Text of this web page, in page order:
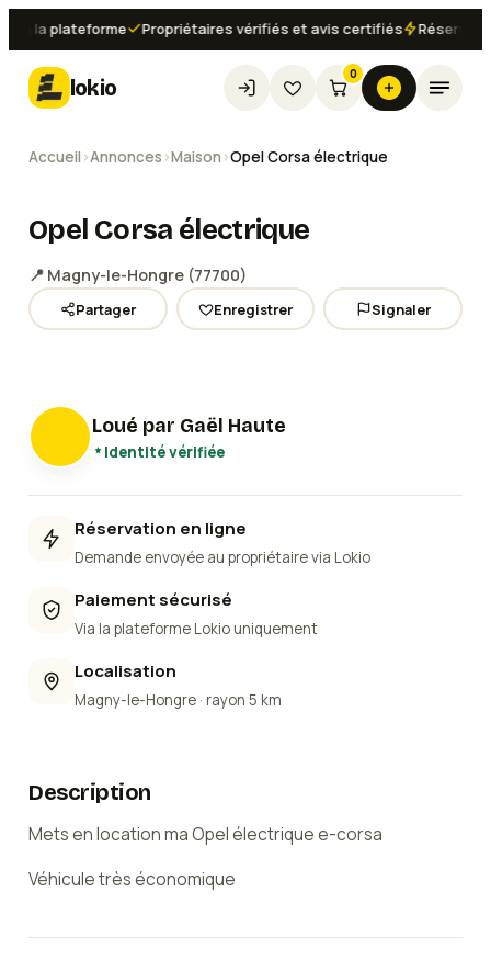
la plateforme Propriétaires vérifiés et avis certifiés
lokio
0
Accueil ›Annonces ›Maison ›Opel Corsa électrique
Opel Corsa électrique
📍 Magny-le-Hongre (77700)
Partager Enregistrer Signaler
Loué par Gaël Haute
Identité vérifiée
Réservation en ligne
Demande envoyée au propriétaire via Lokio
Paiement sécurisé
Via la plateforme Lokio uniquement
Localisation
Magny-le-Hongre · rayon 5 km
Description
Mets en location ma Opel électrique e-corsa
Véhicule très économique